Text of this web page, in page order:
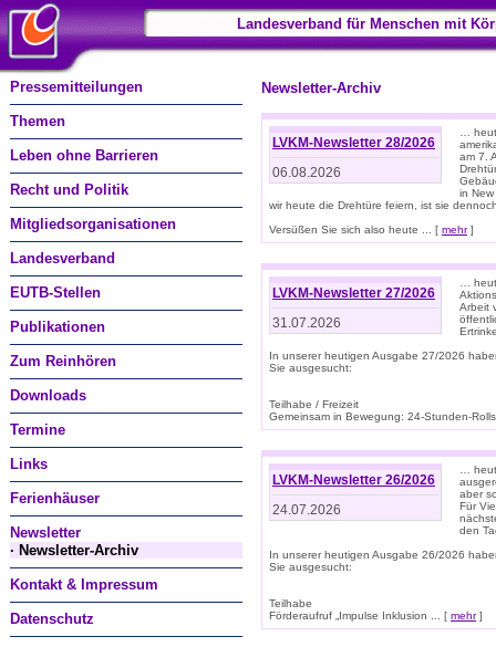
Landesverband für Menschen mit
Pressemitteilungen
Themen
Leben ohne Barrieren
Recht und Politik
Mitgliedsorganisationen
Landesverband
EUTB-Stellen
Publikationen
Zum Reinhören
Downloads
Termine
Links
Ferienhäuser
Newsletter
· Newsletter-Archiv
Kontakt & Impressum
Datenschutz
Newsletter-Archiv
LVKM-Newsletter 28/2026
06.08.2026
…
am 7.
in
wir heute die Drehtüre feiern, ist sie
Versüßen Sie sich also heute ... [ mehr]
LVKM-Newsletter 27/2026
31.07.2026
…
Arbeit
In unserer heutigen Ausgabe 27/2026
Sie ausgesucht:
Teilhabe / Freizeit
Gemeinsam in Bewegung: 24-Stunden-
LVKM-Newsletter 26/2026
24.07.2026
…
aber
Für
den
In unserer heutigen Ausgabe 26/2026
Sie ausgesucht:
Teilhabe
Förderaufruf „Impulse Inklusion ... [ mehr]